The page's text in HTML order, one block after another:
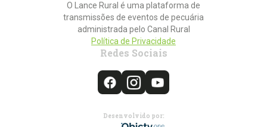
O Lance Rural é uma plataforma de
transmissões de eventos de pecuária
administrada pelo Canal Rural
Política de Privacidade
Redes Sociais
Desenvolvido por: